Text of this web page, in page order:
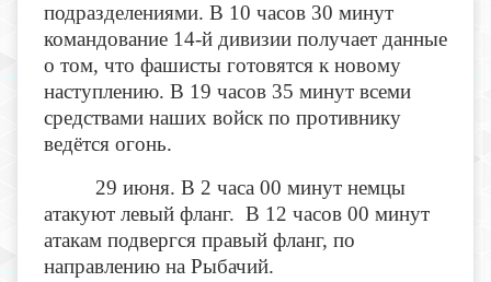
подразделениями. В 10 часов 30 минут
командование 14-й дивизии получает данные
о том, что фашисты готовятся к новому
наступлению. В 19 часов 35 минут всеми
средствами наших войск по противнику
ведётся огонь.
29 июня. В 2 часа 00 минут немцы
атакуют левый фланг. В 12 часов 00 минут
атакам подвергся правый фланг, по
направлению на Рыбачий.